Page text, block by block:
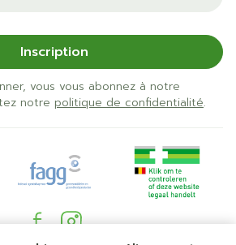
Inscription
vous vous abonnez à notre
notre politique de confidentialité.